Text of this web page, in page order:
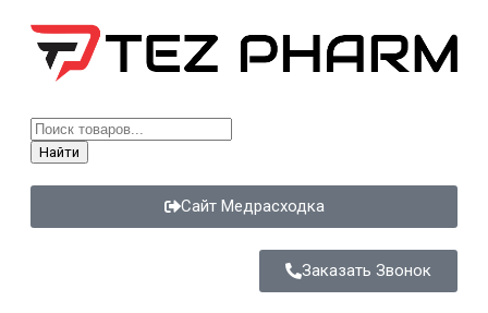
Найти
Сайт Медрасходка
Заказать Звонок